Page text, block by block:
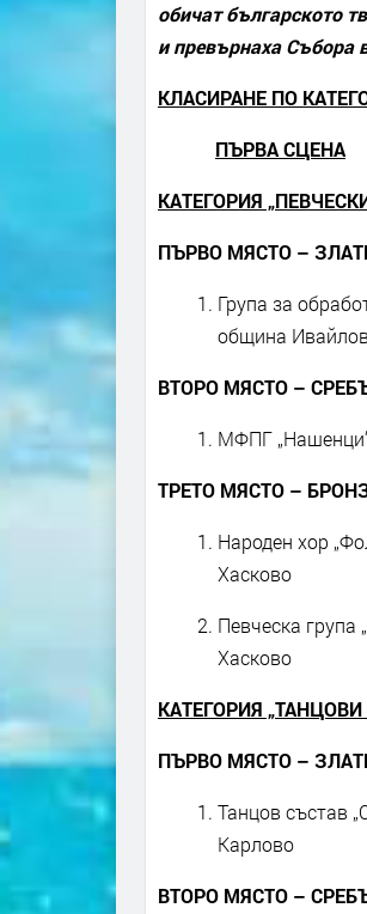
обичат българското
и превърнаха Събора
КЛАСИРАНЕ ПО
ПЪРВА СЦЕНА
КАТЕГОРИЯ
ПЪРВО МЯСТО –
Група за
община
ВТОРО МЯСТО –
МФПГ
ТРЕТО МЯСТО –
Народен хор
Хасково
Певческа група
Хасково
КАТЕГОРИЯ „ТАНЦОВИ
ПЪРВО МЯСТО –
Танцов състав
Карлово
ВТОРО МЯСТО –